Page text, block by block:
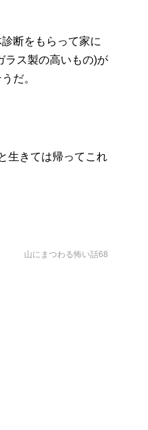
断をもらって家に
ラス製の高いもの)が
だ。
生きては帰ってこれ
山にまつわる怖い話68